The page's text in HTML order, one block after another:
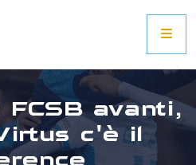
FCSB avanti,
c'è il